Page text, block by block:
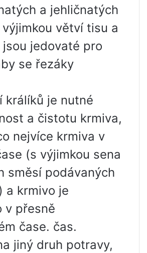
a jehličnatých
větví tisu a
jedovaté pro
se řezáky
králíků je nutné
a čistotu krmiva,
nejvíce krmiva v
(s výjimkou sena
směsí podávaných
a krmivo je
v přesně
čase. čas.
jiný druh potravy,